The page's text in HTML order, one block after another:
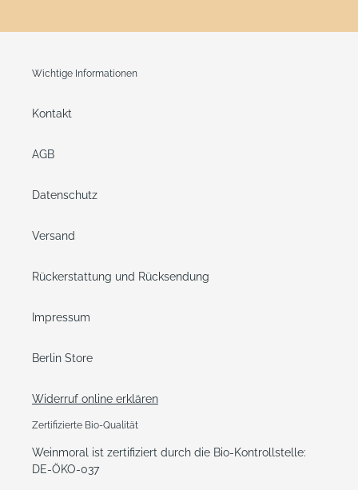
Wichtige Informationen
Kontakt
AGB
Datenschutz
Versand
Rückerstattung und Rücksendung
Impressum
Berlin Store
Widerruf online erklären
Zertifizierte Bio-Qualität
Weinmoral ist zertifiziert durch die Bio-Kontrollstelle:
DE-ÖKO-037